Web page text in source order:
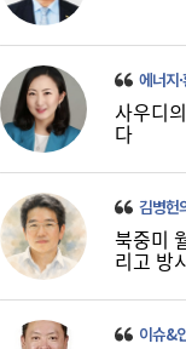
10:08 주유소 기름값
에너지
사우디
다
김병헌
북중미
리고 방
이슈&